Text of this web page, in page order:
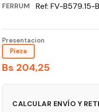
FERRUM Ref:FV-B579.15-
Presentacion
Pieza
Bs 204,25
CALCULAR ENVÍO Y